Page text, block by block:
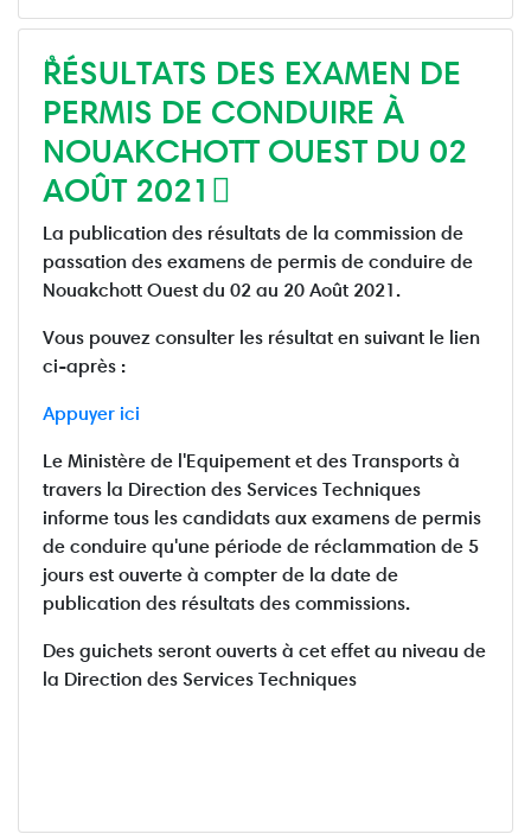
ٌRÉSULTATS DES EXAMEN DE
PERMIS DE CONDUIRE À
NOUAKCHOTT OUEST DU 02
AOÛT 2021 ٌ
La publication des résultats de la commission de
passation des examens de permis de conduire de
Nouakchott Ouest du 02 au 20 Août 2021.
Vous pouvez consulter les résultat en suivant le lien
ci-après :
Appuyer ici
Le Ministère de l'Equipement et des Transports à
travers la Direction des Services Techniques
informe tous les candidats aux examens de permis
de conduire qu'une période de réclammation de 5
jours est ouverte à compter de la date de
publication des résultats des commissions.
Des guichets seront ouverts à cet effet au niveau de
la Direction des Services Techniques